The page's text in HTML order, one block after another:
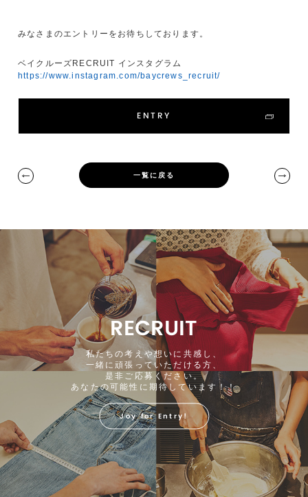
みなさまのエントリーをお待ちしております。
ベイクルーズRECRUIT インスタグラム
https://www.instagram.com/baycrews_recruit/
ENTRY
一覧に戻る
RECRUIT
私たちの考えや想いに共感し、
一緒に頑張っていただける方、
是非ご応募ください。
あなたの可能性に期待しています！！
Joy for Entry!